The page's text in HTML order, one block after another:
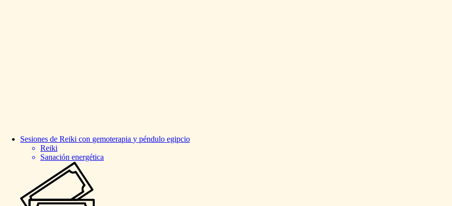
Sesiones de Reiki con gemoterapia y péndulo egipcio
Reiki
Sanación energética